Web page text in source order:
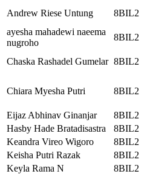
Andrew Riese Untung
8BIL2
ayesha mahadewi naeema
nugroho
8BIL2
Chaska Rashadel Gumelar 8BIL2
Chiara Myesha Putri 8BIL2
Eijaz Abhinav Ginanjar
8BIL2
Hasby Hade Bratadisastra
8BIL2
Keandra Vireo Wigoro
8BIL2
Keisha Putri Razak
8BIL2
Keyla Rama N
8BIL2